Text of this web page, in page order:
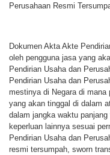
Perusahaan Resmi
Dokumen Akta Akte
oleh pengguna jasa yang
Pendirian Usaha dan
Pendirian Usaha dan
mestinya di Negara di mana
yang akan tinggal di dalam
dalam jangka waktu
keperluan lainnya sesuai
Pendirian Usaha dan
resmi tersumpah, sworn